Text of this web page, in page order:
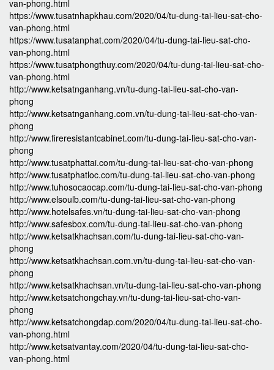
van-phong.html
https://www.tusatnhapkhau.com/2020/04/tu-dung-tai-lieu-sat-cho-
van-phong.html
https://www.tusatanphat.com/2020/04/tu-dung-tai-lieu-sat-cho-
van-phong.html
https://www.tusatphongthuy.com/2020/04/tu-dung-tai-lieu-sat-cho-
van-phong.html
http://www.ketsatnganhang.vn/tu-dung-tai-lieu-sat-cho-van-
phong
http://www.ketsatnganhang.com.vn/tu-dung-tai-lieu-sat-cho-van-
phong
http://www.fireresistantcabinet.com/tu-dung-tai-lieu-sat-cho-van-
phong
http://www.tusatphattai.com/tu-dung-tai-lieu-sat-cho-van-phong
http://www.tusatphatloc.com/tu-dung-tai-lieu-sat-cho-van-phong
http://www.tuhosocaocap.com/tu-dung-tai-lieu-sat-cho-van-phong
http://www.elsoulb.com/tu-dung-tai-lieu-sat-cho-van-phong
http://www.hotelsafes.vn/tu-dung-tai-lieu-sat-cho-van-phong
http://www.safesbox.com/tu-dung-tai-lieu-sat-cho-van-phong
http://www.ketsatkhachsan.com/tu-dung-tai-lieu-sat-cho-van-
phong
http://www.ketsatkhachsan.com.vn/tu-dung-tai-lieu-sat-cho-van-
phong
http://www.ketsatkhachsan.vn/tu-dung-tai-lieu-sat-cho-van-phong
http://www.ketsatchongchay.vn/tu-dung-tai-lieu-sat-cho-van-
phong
http://www.ketsatchongdap.com/2020/04/tu-dung-tai-lieu-sat-cho-
van-phong.html
http://www.ketsatvantay.com/2020/04/tu-dung-tai-lieu-sat-cho-
van-phong.html